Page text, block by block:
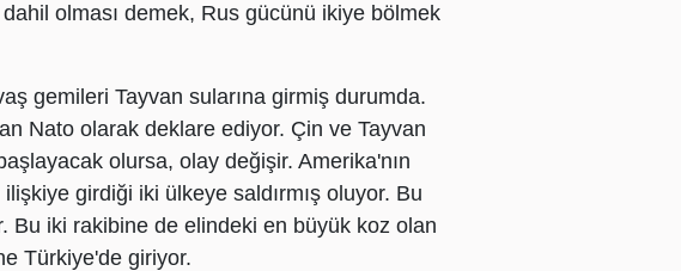
olması demek, Rus gücünü ikiye bölmek
gemileri Tayvan sularına girmiş durumda.
Nato olarak deklare ediyor. Çin ve Tayvan
olursa, olay değişir. Amerika'nın
girdiği iki ülkeye saldırmış oluyor. Bu
Bu iki rakibine de elindeki en büyük koz olan
Türkiye'de giriyor.